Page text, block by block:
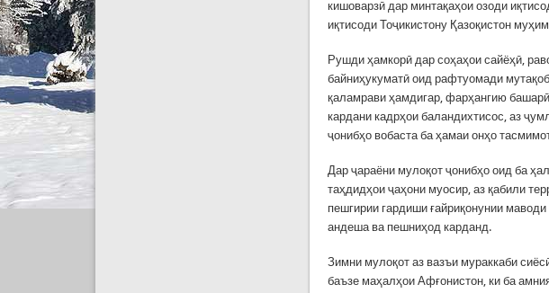
кишоварзӣ дар минтақаҳои озоди
иқтисоди Тоҷикистону Қазоқистон
Рушди ҳамкорӣ дар соҳаҳои сайёҳӣ,
байниҳукуматӣ оид рафтуомади
қаламрави ҳамдигар, фарҳангию
кардани кадрҳои баландихтисос, аз
ҷонибҳо вобаста ба ҳамаи онҳо
Дар ҷараёни мулоқот ҷонибҳо оид ба
таҳдидҳои ҷаҳони муосир, аз қабили
пешгирии гардиши ғайриқонунии
андеша ва пешниҳод карданд.
Зимни мулоқот аз вазъи мураккаби
баъзе маҳалҳои Афғонистон, ки ба